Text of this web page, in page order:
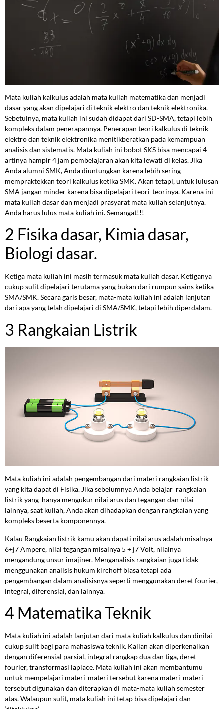
Mata kuliah kalkulus adalah mata kuliah matematika dan menjadi
dasar yang akan dipelajari di teknik elektro dan teknik elektronika.
Sebetulnya, mata kuliah ini sudah didapat dari SD-SMA, tetapi lebih
kompleks dalam penerapannya. Penerapan teori kalkulus di teknik
elektro dan teknik elektronika menitikberatkan pada kemampuan
analisis dan sistematis. Mata kuliah ini bobot SKS bisa mencapai 4
artinya hampir 4 jam pembelajaran akan kita lewati di kelas. Jika
Anda alumni SMK, Anda diuntungkan karena lebih sering
mempraktekkan teori kalkulus ketika SMK. Akan tetapi, untuk lulusan
SMA jangan minder karena bisa dipelajari teori-teorinya. Karena ini
mata kuliah dasar dan menjadi prasyarat mata kuliah selanjutnya.
Anda harus lulus mata kuliah ini. Semangat!!!
2 Fisika dasar, Kimia dasar,
Biologi dasar.
Ketiga mata kuliah ini masih termasuk mata kuliah dasar. Ketiganya
cukup sulit dipelajari terutama yang bukan dari rumpun sains ketika
SMA/SMK. Secara garis besar, mata-mata kuliah ini adalah lanjutan
dari apa yang telah dipelajari di SMA/SMK, tetapi lebih diperdalam.
3 Rangkaian Listrik
Mata kuliah ini adalah pengembangan dari materi rangkaian listrik
yang kita dapat di Fisika. Jika sebelumnya Anda belajar rangkaian
listrik yang hanya mengukur nilai arus dan tegangan dan nilai
lainnya, saat kuliah, Anda akan dihadapkan dengan rangkaian yang
kompleks beserta komponennya.
Kalau Rangkaian listrik kamu akan dapati nilai arus adalah misalnya
6+j7 Ampere, nilai tegangan misalnya 5 + j7 Volt, nilainya
mengandung unsur imajiner. Menganalisis rangkaian juga tidak
menggunakan analisis hukum kirchoff biasa tetapi ada
pengembangan dalam analisisnya seperti menggunakan deret fourier,
integral, diferensial, dan lainnya.
4 Matematika Teknik
Mata kuliah ini adalah lanjutan dari mata kuliah kalkulus dan dinilai
cukup sulit bagi para mahasiswa teknik. Kalian akan diperkenalkan
dengan diferensial parsial, integral rangkap dua dan tiga, deret
fourier, transformasi laplace. Mata kuliah ini akan membantumu
untuk mempelajari materi-materi tersebut karena materi-materi
tersebut digunakan dan diterapkan di mata-mata kuliah semester
atas. Walaupun sulit, mata kuliah ini tetap bisa dipelajari dan